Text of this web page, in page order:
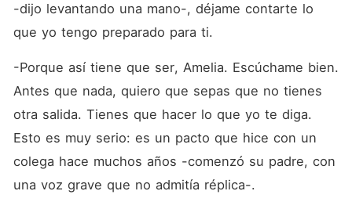
-dijo levantando una mano-, déjame contarte lo
que yo tengo preparado para ti.
-Porque así tiene que ser, Amelia. Escúchame bien.
Antes que nada, quiero que sepas que no tienes
otra salida. Tienes que hacer lo que yo te diga.
Esto es muy serio: es un pacto que hice con un
colega hace muchos años -comenzó su padre, con
una voz grave que no admitía réplica-.